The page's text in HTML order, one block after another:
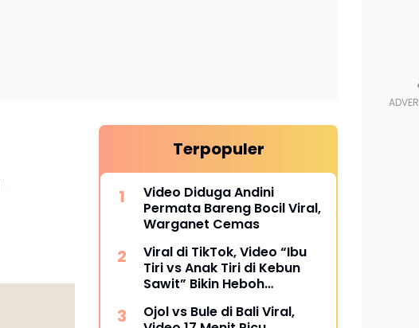
Terpopuler
Video Diduga Andini
Permata Bareng Bocil Viral,
Warganet Cemas
Viral di TikTok, Video “Ibu
Tiri vs Anak Tiri di Kebun
Sawit” Bikin Heboh
Ojol vs Bule di Bali Viral,